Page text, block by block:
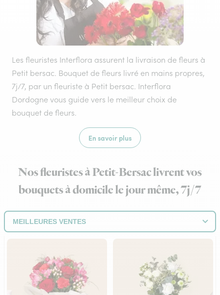
Les fleuristes Interflora assurent la livraison de fleurs à
Petit bersac. Bouquet de fleurs livré en mains propres,
7j/7, par un fleuriste à Petit bersac. Interflora
Dordogne vous guide vers le meilleur choix de
bouquet de fleurs.
En savoir plus
Nos fleuristes à Petit-Bersac livrent vos
bouquets à domicile le jour même, 7j/7